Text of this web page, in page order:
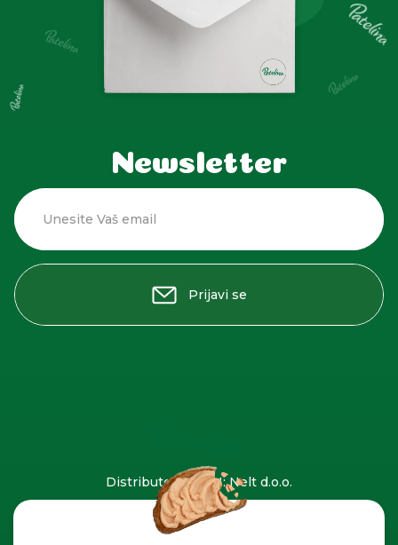
Newsletter
Unesite Vaš email
Prijavi se
Distributer za BIH: Nelt d.o.o.
Aerodromska bb
71123 Istočno Sarajevo